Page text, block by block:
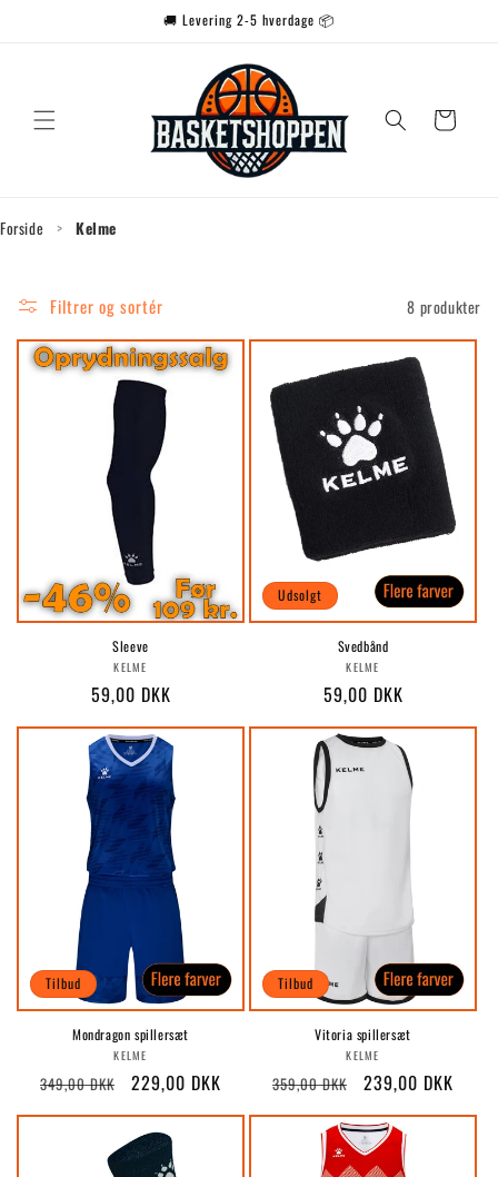
🚚 Levering 2-5 hverdage 📦
Indkøbskurv
Forside > Kelme
Filtrer og sortér 8 produkter
Sleeve
Forhandler:
KELME
Normalpris
59,00 DKK
Udsolgt
Svedbånd
Forhandler:
KELME
Normalpris
59,00 DKK
Tilbud
Mondragon spillersæt
Forhandler:
KELME
Normalpris
349,00 DKK Udsalgspris
229,00 DKK
Tilbud
Vitoria spillersæt
Forhandler:
KELME
Normalpris
359,00 DKK Udsalgspris
239,00 DKK